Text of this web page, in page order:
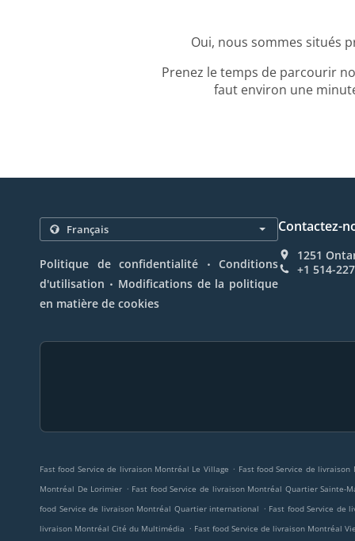
Oui, nous sommes situés
Prenez le temps de parcourir
faut environ une
Politique de confidentialité . Conditions
d'utilisation . Modifications de la politique
en matière de cookies
Contactez-
1251
+1 514-
Fast food Service de livraison Montréal Le Village . Fast food Service de
Montréal De Lorimier . Fast food Service de livraison Montréal Quartier Sainte-
food Service de livraison Montréal Quartier international . Fast food Service de
livraison Montréal Cité du Multimédia . Fast food Service de livraison Montréal